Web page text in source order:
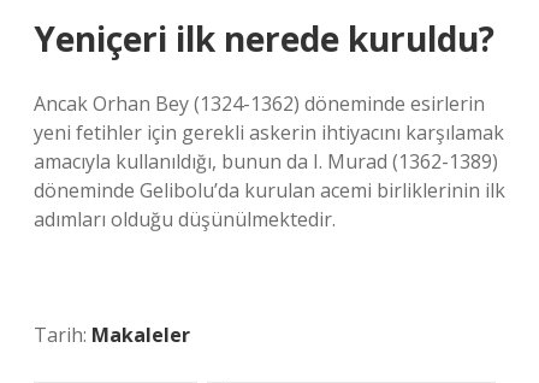
Yeniçeri ilk nerede kuruldu?
Ancak Orhan Bey (1324-1362) döneminde esirlerin
yeni fetihler için gerekli askerin ihtiyacını karşılamak
amacıyla kullanıldığı, bunun da I. Murad (1362-1389)
döneminde Gelibolu’da kurulan acemi birliklerinin ilk
adımları olduğu düşünülmektedir.
Tarih: Makaleler